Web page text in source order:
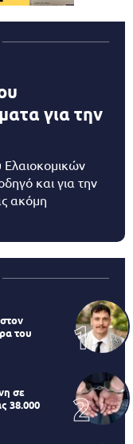
για την
Ελαιοκομικών
και για την
ακόμη
του
σε
38.000